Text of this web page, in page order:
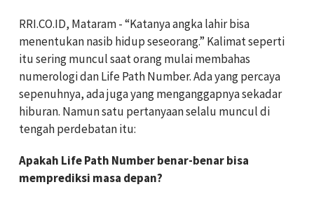
RRI.CO.ID, Mataram - “Katanya angka lahir bisa
menentukan nasib hidup seseorang.” Kalimat seperti
itu sering muncul saat orang mulai membahas
numerologi dan Life Path Number. Ada yang percaya
sepenuhnya, ada juga yang menganggapnya sekadar
hiburan. Namun satu pertanyaan selalu muncul di
tengah perdebatan itu:
Apakah Life Path Number benar-benar bisa
memprediksi masa depan?